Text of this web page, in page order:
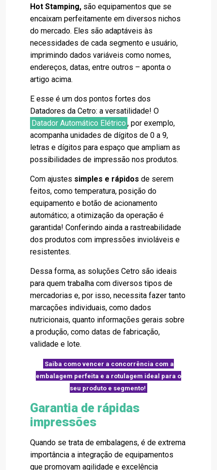
Hot Stamping, são equipamentos que se
encaixam perfeitamente em diversos nichos
do mercado. Eles são adaptáveis às
necessidades de cada segmento e usuário,
imprimindo dados variáveis como nomes,
endereços, datas, entre outros – aponta o
artigo acima.
E esse é um dos pontos fortes dos
Datadores da Cetro: a versatilidade! O
Datador Automático Elétrico , por exemplo,
acompanha unidades de dígitos de 0 a 9,
letras e dígitos para espaço que ampliam as
possibilidades de impressão nos produtos.
Com ajustes simples e rápidos de serem
feitos, como temperatura, posição do
equipamento e botão de acionamento
automático; a otimização da operação é
garantida! Conferindo ainda a rastreabilidade
dos produtos com impressões invioláveis e
resistentes.
Dessa forma, as soluções Cetro são ideais
para quem trabalha com diversos tipos de
mercadorias e, por isso, necessita fazer tanto
marcações individuais, como dados
nutricionais, quanto informações gerais sobre
a produção, como datas de fabricação,
validade e lote.
Saiba como vencer a concorrência com a
embalagem perfeita e a rotulagem ideal para o
seu produto e segmento!
Garantia de rápidas
impressões
Quando se trata de embalagens, é de extrema
importância a integração de equipamentos
que promovam agilidade e excelência